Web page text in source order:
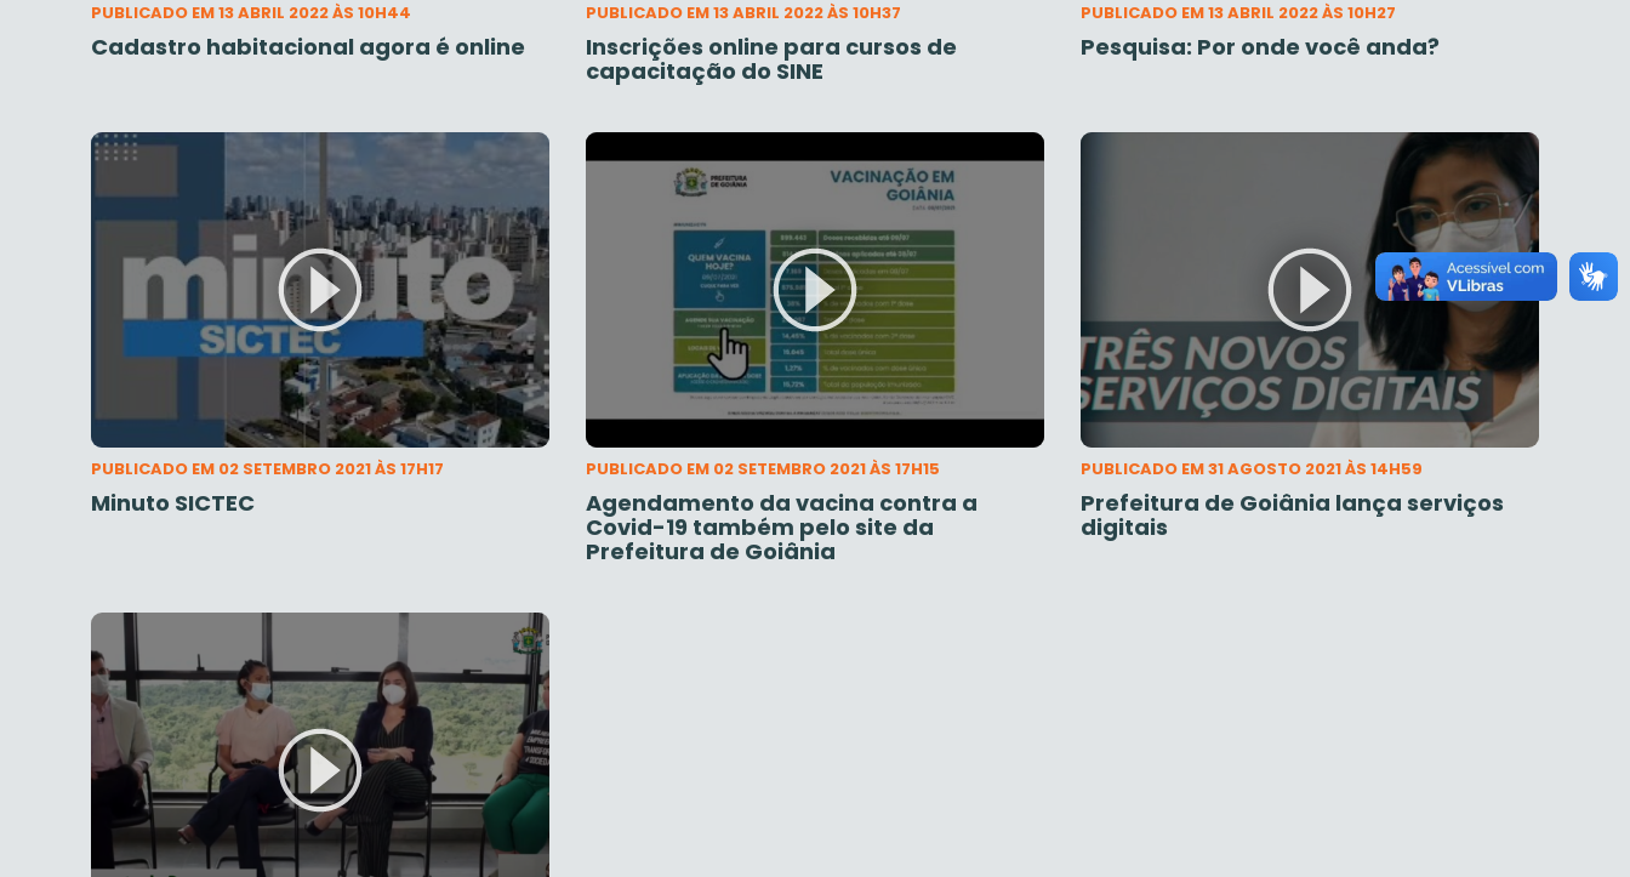
PUBLICADO EM 13 ABRIL 2022 ÀS 10H44
Cadastro habitacional agora é online
PUBLICADO EM 13 ABRIL 2022 ÀS 10H37
Inscrições online para cursos de
capacitação do SINE
PUBLICADO EM 13 ABRIL 2022 ÀS 10H27
Pesquisa: Por onde você anda?
PUBLICADO EM 02 SETEMBRO 2021 ÀS 17H17
Minuto SICTEC
PUBLICADO EM 02 SETEMBRO 2021 ÀS 17H15
Agendamento da vacina contra a
Covid-19 também pelo site da
Prefeitura de Goiânia
PUBLICADO EM 31 AGOSTO 2021 ÀS 14H59
Prefeitura de Goiânia lança serviços
digitais